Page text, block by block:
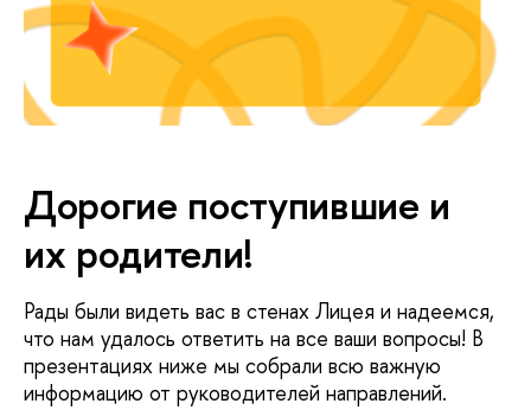
Дорогие поступившие и
их родители!
Рады были видеть вас в стенах Лицея и надеемся,
что нам удалось ответить на все ваши вопросы! В
презентациях ниже мы собрали всю важную
информацию от руководителей направлений.